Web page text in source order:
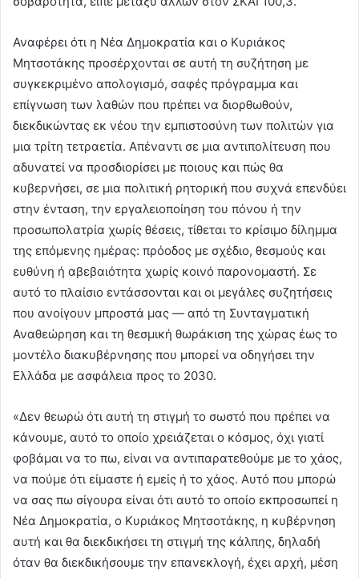
Αναφέρει ότι η Νέα Δημοκρατία και ο Κυριάκος
Μητσοτάκης προσέρχονται σε αυτή τη συζήτηση με
συγκεκριμένο απολογισμό, σαφές πρόγραμμα και
επίγνωση των λαθών που πρέπει να διορθωθούν,
διεκδικώντας εκ νέου την εμπιστοσύνη των πολιτών για
μια τρίτη τετραετία. Απέναντι σε μια αντιπολίτευση που
αδυνατεί να προσδιορίσει με ποιους και πώς θα
κυβερνήσει, σε μια πολιτική ρητορική που συχνά επενδύει
στην ένταση, την εργαλειοποίηση του πόνου ή την
προσωπολατρία χωρίς θέσεις, τίθεται το κρίσιμο δίλημμα
της επόμενης ημέρας: πρόοδος με σχέδιο, θεσμούς και
ευθύνη ή αβεβαιότητα χωρίς κοινό παρονομαστή. Σε
αυτό το πλαίσιο εντάσσονται και οι μεγάλες συζητήσεις
που ανοίγουν μπροστά μας — από τη Συνταγματική
Αναθεώρηση και τη θεσμική θωράκιση της χώρας έως το
μοντέλο διακυβέρνησης που μπορεί να οδηγήσει την
Ελλάδα με ασφάλεια προς το 2030.
«Δεν θεωρώ ότι αυτή τη στιγμή το σωστό που πρέπει να
κάνουμε, αυτό το οποίο χρειάζεται ο κόσμος, όχι γιατί
φοβάμαι να το πω, είναι να αντιπαρατεθούμε με το χάος,
να πούμε ότι είμαστε ή εμείς ή το χάος. Αυτό που μπορώ
να σας πω σίγουρα είναι ότι αυτό το οποίο εκπροσωπεί η
Νέα Δημοκρατία, ο Κυριάκος Μητσοτάκης, η κυβέρνηση
αυτή και θα διεκδικήσει τη στιγμή της κάλπης, δηλαδή
όταν θα διεκδικήσουμε την επανεκλογή, έχει αρχή, μέση